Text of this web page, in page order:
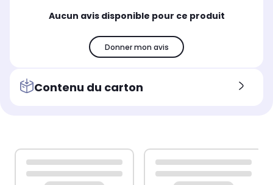
Aucun avis disponible pour ce produit
Donner mon avis
Contenu du carton